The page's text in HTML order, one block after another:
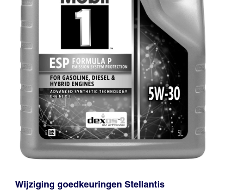
Wijziging goedkeuringen Stellantis